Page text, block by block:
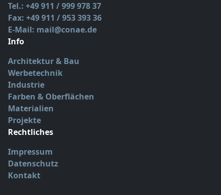
Tel.: +49 911 / 999 978 37
Fax: +49 911 / 953 393 36
E-Mail: mail@conae.de
Info
Architektur & Bau
Werbetechnik
Industrie
Farben & Oberflächen
Materialien
Projekte
Rechtliches
Impressum
Datenschutz
Kontakt